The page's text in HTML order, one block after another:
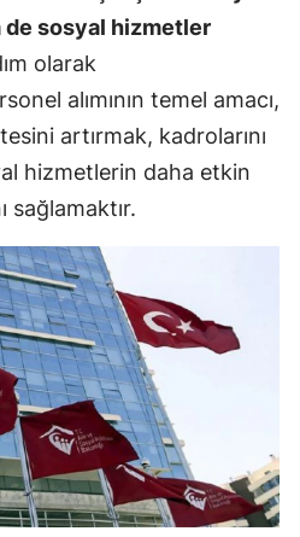
de sosyal hizmetler
olarak
alımının temel amacı,
artırmak, kadrolarını
hizmetlerin daha etkin
sağlamaktır.